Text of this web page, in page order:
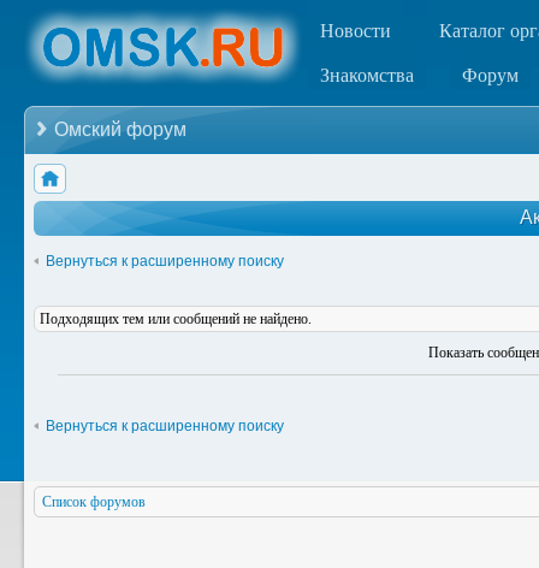
Новости Каталог
Знакомства Форум
Омский форум
Вернуться к расширенному поиску
Подходящих тем или сообщений не найдено.
Показать
Вернуться к расширенному поиску
Список форумов